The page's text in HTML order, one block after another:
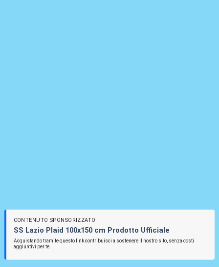
CONTENUTO SPONSORIZZATO
SS Lazio Plaid 100x150 cm Prodotto Ufficiale
Acquistando tramite questo link contribuisci a sostenere il nostro sito, senza costi
aggiuntivi per te.